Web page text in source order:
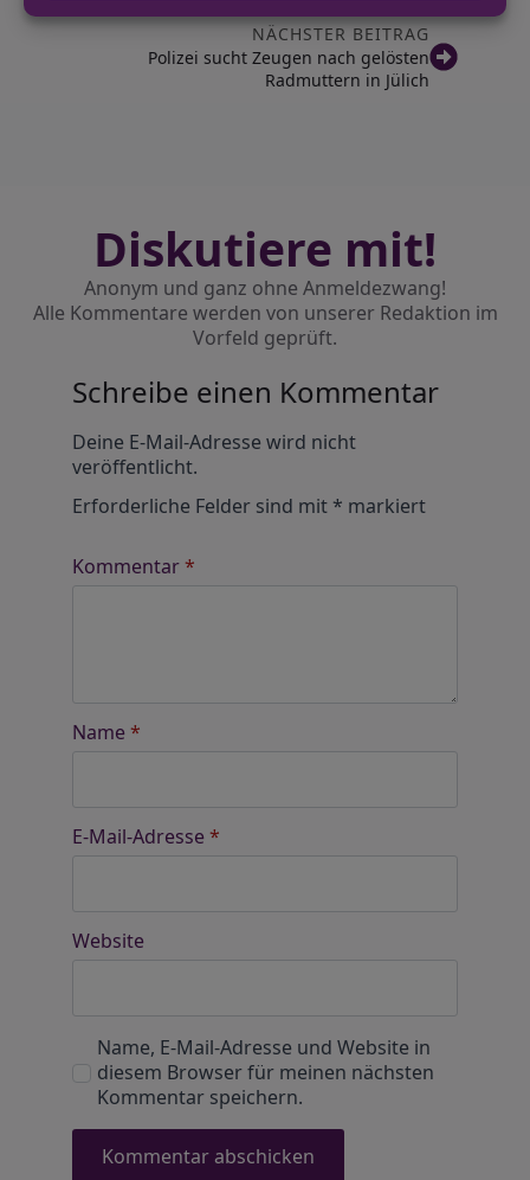
NÄCHSTER BEITRAG
Polizei sucht Zeugen nach gelösten
Radmuttern in Jülich
Diskutiere mit!
Anonym und ganz ohne Anmeldezwang!
Alle Kommentare werden von unserer Redaktion im
Vorfeld geprüft.
Schreibe einen Kommentar
Deine E-Mail-Adresse wird nicht
veröffentlicht.
Erforderliche Felder sind mit* markiert
Kommentar*
Name *
E-Mail-Adresse *
Website
Name, E-Mail-Adresse und Website in
diesem Browser für meinen nächsten
Kommentar speichern.